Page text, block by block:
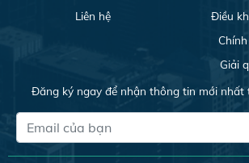
Liên hệ
Điều
Giải
Đăng ký ngay để nhận thông tin mới nhất